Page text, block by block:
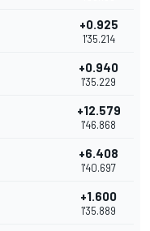
+0.925
1'35.214
+0.940
1'35.229
+12.579
1'46.868
+6.408
1'40.697
+1.600
1'35.889